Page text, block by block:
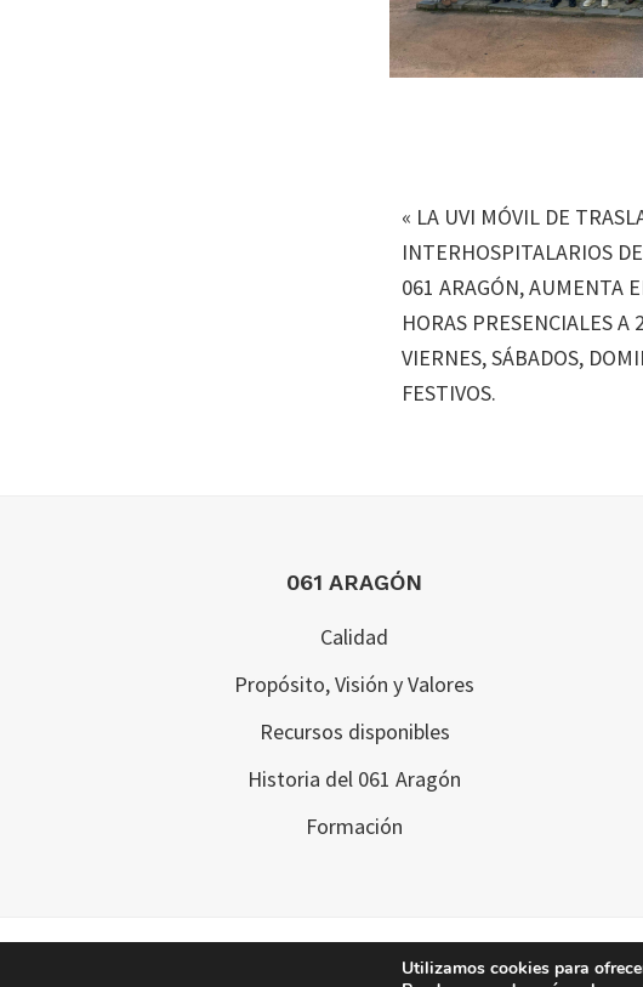
« LA UVI MÓVIL DE
INTERHOSPITALARIOS
061 ARAGÓN, AUMENTA
HORAS PRESENCIALES A
VIERNES, SÁBADOS,
FESTIVOS.
061 ARAGÓN
Calidad
Propósito, Visión y Valores
Recursos disponibles
Historia del 061 Aragón
Formación
Utilizamos cookies para